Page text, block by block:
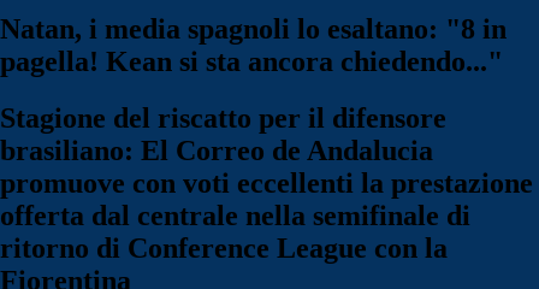
Natan, i media spagnoli lo esaltano: "8 in
pagella! Kean si sta ancora chiedendo..."
Stagione del riscatto per il difensore
brasiliano: El Correo de Andalucia
promuove con voti eccellenti la prestazione
offerta dal centrale nella semifinale di
ritorno di Conference League con la
Fiorentina